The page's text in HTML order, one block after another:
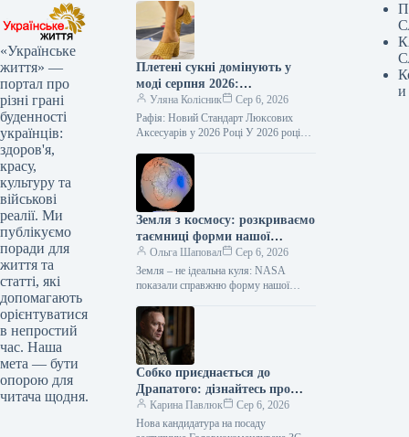
«Українське
життя» —
портал про
різні грані
буденності
українців:
здоров'я,
красу,
культуру та
військові
реалії. Ми
публікуємо
поради для
життя та
статті, які
допомагають
орієнтуватися
в непростий
час. Наша
мета — бути
опорою для
читача щодня.
Плетені сукні домінують у
моді серпня 2026:
елегантність, що перевершує
шкіру
Уляна Колісник
Сер 6, 2026
Рафія: Новий Стандарт Люксових
Аксесуарів у 2026 Році У 2026 році
серед ключових матеріалів у…
Земля з космосу: розкриваємо
таємниці форми нашої
планети
Ольга Шаповал
Сер 6, 2026
Земля – не ідеальна куля: NASA
показали справжню форму нашої
аеронавтики та дослідження
космічного простору (NASA)…
Собко приєднається до
Драпатого: дізнайтесь про
нового заступника
Карина Павлюк
Сер 6, 2026
Нова кандидатура на посаду
и